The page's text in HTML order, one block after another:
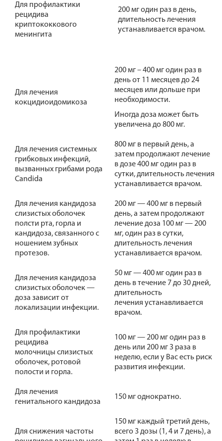
Для профилактики
рецидива
криптококкового
менингита
200 мг один раз в день,
длительность лечения
устанавливается врачом.
Для лечения
кокцидиоидомикоза
200 мг – 400 мг один раз в
день от 11 месяцев до 24
месяцев или дольше при
необходимости.
Иногда доза может быть
увеличена до 800 мг.
Для лечения системных
грибковых инфекций,
вызванных грибами рода
Candida
800 мг в первый день, а
затем продолжают лечение
в дозе 400 мг один раз в
сутки, длительность лечения
устанавливается врачом.
Для лечения кандидоза
слизистых оболочек
полсти рта, горла и
кандидоза, связанного с
ношением зубных
протезов.
200 мг — 400 мг в первый
день, а затем продолжают
лечение доза 100 мг — 200
мг, один раз в сутки,
длительность лечения
устанавливается врачом.
Для лечения кандидоза
слизистых оболочек —
доза зависит от
локализации инфекции.
50 мг — 400 мг один раз в
день в течение 7 до 30 дней,
длительность
лечения устанавливается
врачом.
Для профилактики
рецидива
молочницы слизистых
оболочек, ротовой
полости и горла.
100 мг — 200 мг один раз в
день или 200 мг 3 раза в
неделю, если у Вас есть риск
развития инфекции.
Для лечения
генитального кандидоза
150 мг однократно.
Для снижения частоты
150 мг каждый третий день,
всего 3 дозы (1, 4 и 7 день), а